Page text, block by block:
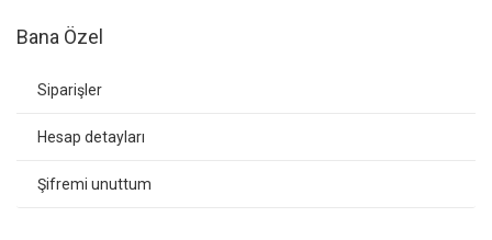
Bana Özel
Siparişler
Hesap detayları
Şifremi unuttum